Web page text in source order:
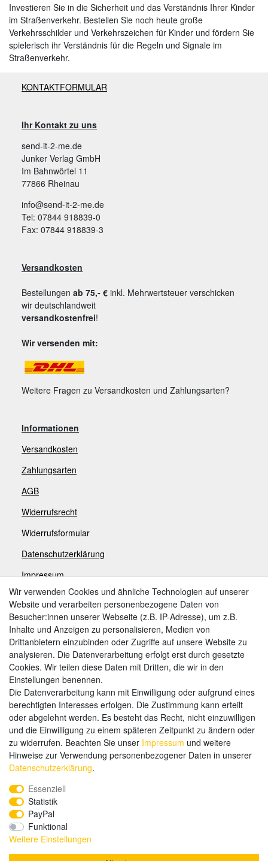
Investieren Sie in die Sicherheit und das Verständnis Ihrer Kinder
im Straßenverkehr. Bestellen Sie noch heute große
Verkehrsschilder und Verkehrszeichen für Kinder und fördern Sie
spielerisch ihr Verständnis für die Regeln und Signale im
Straßenverkehr.
KONTAKTFORMULAR
Ihr Kontakt zu uns
send-it-2-me.de
Junker Verlag GmbH
Im Bahnwörtel 11
77866 Rheinau
info@send-it-2-me.de
Tel: 07844 918839-0
Fax: 07844 918839-3
Versandkosten
Bestellungen ab 75,- € inkl. Mehrwertsteuer verschicken
wir deutschlandweit
versandkostenfrei!
Wir versenden mit:
Weitere Fragen zu Versandkosten und Zahlungsarten?
Informationen
Versandkosten
Zahlungsarten
AGB
Widerrufsrecht
Widerrufsformular
Datenschutzerklärung
Impressum
Zahlungsarten
Weitere Zahlungsarten:
Kauf auf Rechnung
Vorkasse
Hier sind wir
Wir verwenden Cookies und ähnliche Technologien auf unserer
Website und verarbeiten personenbezogene Daten von
Besucher:innen unserer Webseite (z.B. IP-Adresse), um z.B.
Inhalte und Anzeigen zu personalisieren, Medien von
Drittanbietern einzubinden oder Zugriffe auf unsere Website zu
analysieren. Die Datenverarbeitung erfolgt erst durch gesetzte
Cookies. Wir teilen diese Daten mit Dritten, die wir in den
Einstellungen benennen.
Die Datenverarbeitung kann mit Einwilligung oder aufgrund eines
berechtigten Interesses erfolgen. Die Zustimmung kann erteilt
oder abgelehnt werden. Es besteht das Recht, nicht einzuwilligen
und die Einwilligung zu einem späteren Zeitpunkt zu ändern oder
zu widerrufen. Beachten Sie unser Impressum und weitere
Hinweise zur Verwendung personenbezogener Daten in unserer
Daten­schutz­erklärung.
Essenziell
Statistik
PayPal
Funktional
Weitere Einstellungen